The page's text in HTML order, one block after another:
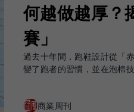
何越做越厚？
賽」
過去十年間，跑鞋設計從「
變了跑者的習慣，並在泡棉
商業周刊